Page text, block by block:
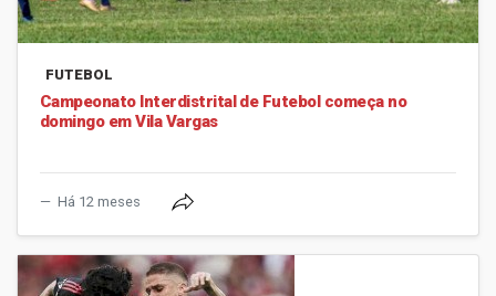
FUTEBOL
Campeonato Interdistrital de Futebol começa no
domingo em Vila Vargas
Há 12 meses